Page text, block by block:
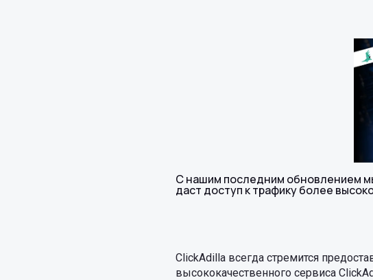
С нашим последним обновлением
даст доступ к трафику более
ClickAdilla всегда стремится
высококачественного сервиса